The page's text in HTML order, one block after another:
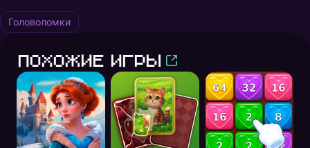
Головоломки
Похожие игры